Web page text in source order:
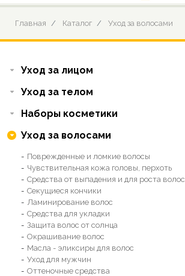
Главная Каталог Уход за волосами
Уход за лицом
Уход за телом
Наборы косметики
Уход за волосами
Поврежденные и ломкие волосы
Чувствительная кожа головы, перхоть
Средства от выпадения и для роста волос
Секущиеся кончики
Ламинирование волос
Средства для укладки
Защита волос от солнца
Окрашивание волос
Масла - эликсиры для волос
Уход для мужчин
Оттеночные средства